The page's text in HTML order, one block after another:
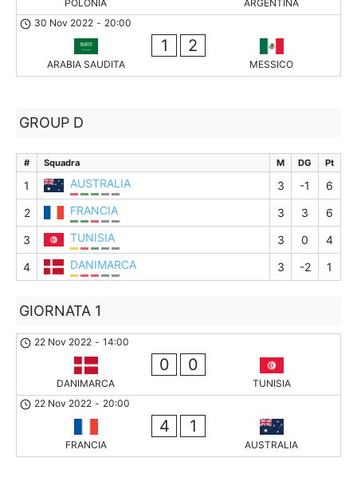
POLONIA
ARGENTINA
30 Nov 2022 - 20:00
ARABIA SAUDITA
1 2
MESSICO
GROUP D
# Squadra M DG Pt
1 AUSTRALIA 3 -1
6
2
FRANCIA 3 3
6
3
TUNISIA 3 0
4
4
DANIMARCA 3 -2 1
GIORNATA 1
22 Nov 2022 - 14:00
DANIMARCA
0 0
TUNISIA
22 Nov 2022 - 20:00
FRANCIA
4 1
AUSTRALIA